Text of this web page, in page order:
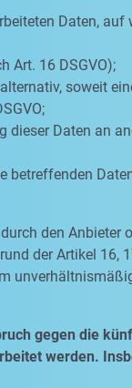
Daten,
Art. 16 DSGVO);
soweit
Daten an
den Anbieter
der Artikel 16,
gegen die
werden.